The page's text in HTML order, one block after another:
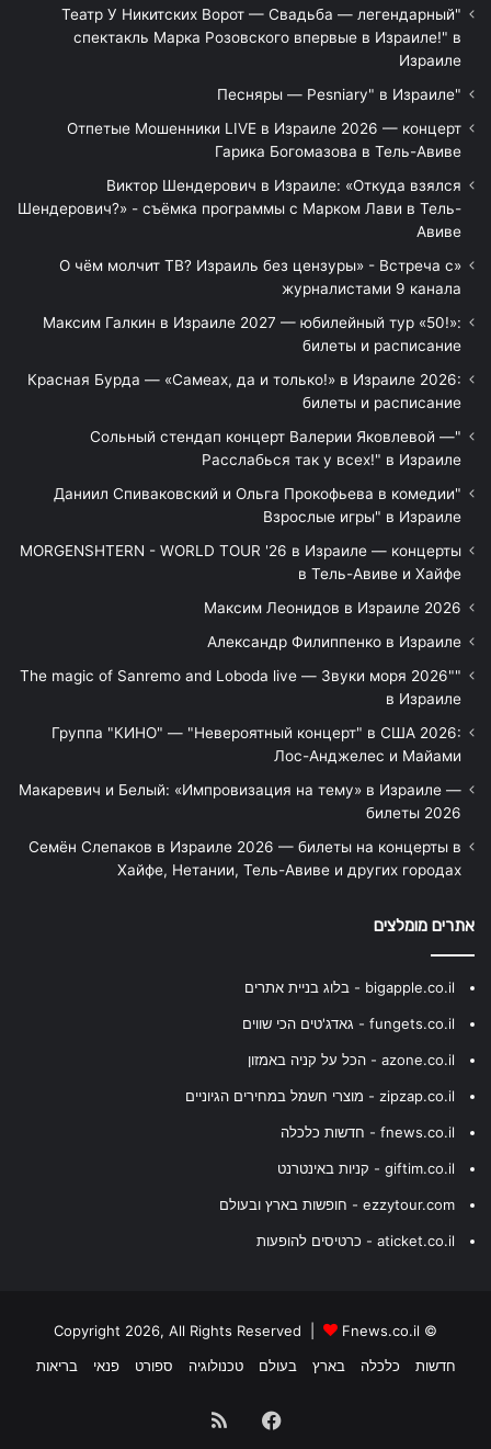
"Театр У Никитских Ворот — Свадьба — легендарный
спектакль Марка Розовского впервые в Израиле!" в
Израиле
"Песняры — Pesniary" в Израиле
Отпетые Мошенники LIVE в Израиле 2026 — концерт
Гарика Богомазова в Тель-Авиве
Виктор Шендерович в Израиле: «Откуда взялся
Шендерович?» - съёмка программы с Марком Лави в Тель-
Авиве
«О чём молчит ТВ? Израиль без цензуры» - Встреча с
журналистами 9 канала
Максим Галкин в Израиле 2027 — юбилейный тур «50!»:
билеты и расписание
Красная Бурда — «Самеах, да и только!» в Израиле 2026:
билеты и расписание
"Сольный стендап концерт Валерии Яковлевой —
Расслабься так у всех!" в Израиле
"Даниил Спиваковский и Ольга Прокофьева в комедии
Взрослые игры" в Израиле
MORGENSHTERN - WORLD TOUR '26 в Израиле — концерты
в Тель-Авиве и Хайфе
Максим Леонидов в Израиле 2026
Александр Филиппенко в Израиле
"The magic of Sanremo and Loboda live — Звуки моря 2026"
в Израиле
Группа "КИНО" — "Невероятный концерт" в США 2026:
Лос-Анджелес и Майами
Макаревич и Белый: «Импровизация на тему» в Израиле —
билеты 2026
Семён Слепаков в Израиле 2026 — билеты на концерты в
Хайфе, Нетании, Тель-Авиве и других городах
אתרים מומלצים
bigapple.co.il - בלוג בניית אתרים
fungets.co.il - גאדג'טים הכי שווים
azone.co.il - הכל על קניה באמזון
zipzap.co.il - מוצרי חשמל במחירים הגיוניים
fnews.co.il - חדשות כלכלה
giftim.co.il - קניות באינטרנט
ezzytour.com - חופשות בארץ ובעולם
aticket.co.il - כרטיסים להופעות
© Copyright 2026, All Rights Reserved |
Fnews.co.il
חדשות
כלכלה בארץ בעולם טכנולוגיה ספורט פנאי בריאות
Facebook